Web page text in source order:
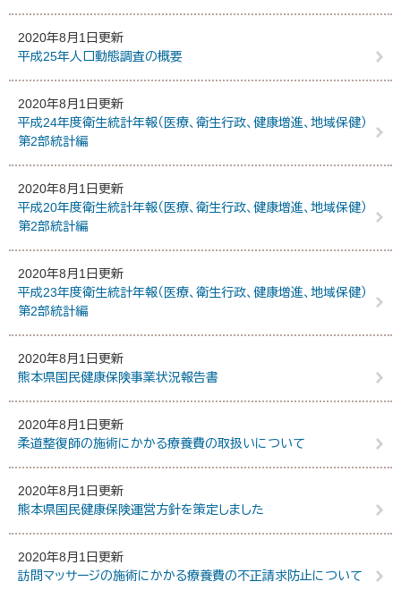
2020年8月1日更新
平成25年人口動態調査の概要
2020年8月1日更新
平成24年度衛生統計年報（医療、衛生行政、健康増進、地域保健）
第2部統計編
2020年8月1日更新
平成20年度衛生統計年報（医療、衛生行政、健康増進、地域保健）
第2部統計編
2020年8月1日更新
平成23年度衛生統計年報（医療、衛生行政、健康増進、地域保健）
第2部統計編
2020年8月1日更新
熊本県国民健康保険事業状況報告書
2020年8月1日更新
柔道整復師の施術にかかる療養費の取扱いについて
2020年8月1日更新
熊本県国民健康保険運営方針を策定しました
2020年8月1日更新
訪問マッサージの施術にかかる療養費の不正請求防止について